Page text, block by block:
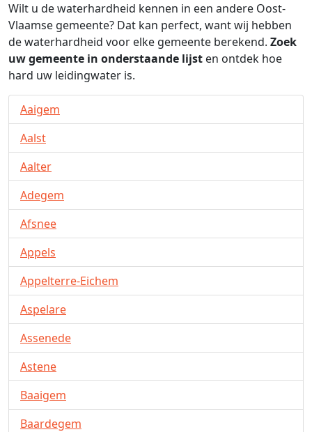
Wilt u de waterhardheid kennen in een andere Oost-
Vlaamse gemeente? Dat kan perfect, want wij hebben
de waterhardheid voor elke gemeente berekend. Zoek
uw gemeente in onderstaande lijst en ontdek hoe
hard uw leidingwater is.
Aaigem
Aalst
Aalter
Adegem
Afsnee
Appels
Appelterre-Eichem
Aspelare
Assenede
Astene
Baaigem
Baardegem